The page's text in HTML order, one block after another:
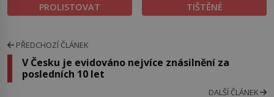
PROLISTOVAT
TIŠTĚNÉ
PŘEDCHOZÍ ČLÁNEK
V Česku je evidováno nejvíce znásilnění za
posledních 10 let
DALŠÍ ČLÁNEK